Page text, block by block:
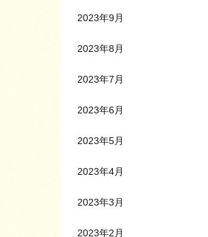
2023年9月
2023年8月
2023年7月
2023年6月
2023年5月
2023年4月
2023年3月
2023年2月